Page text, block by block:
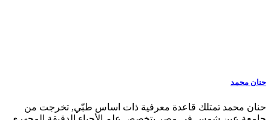
حنان محمد
حنان محمد تمتلك قاعدة معرفية ذات اساس طبّي, تخرجت من